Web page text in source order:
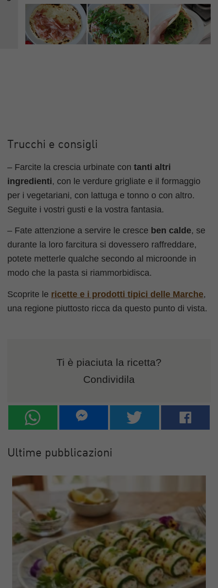
Trucchi e consigli
– Farcite la crescia urbinate con tanti altri
ingredienti, con le verdure grigliate e il formaggio
per i vegetariani, con lattuga e tonno o con altro.
Seguite i vostri gusti e la vostra fantasia.
– Fate attenzione a servire le cresce ben calde, se
durante la loro farcitura si dovessero raffreddare,
potete metterle qualche secondo al microonde in
modo che la pasta si riammorbidisca.
Scoprite le ricette e i prodotti tipici delle Marche,
una regione piuttosto ricca da questo punto di vista.
Ti è piaciuta la ricetta?
Condividila
Ultime pubblicazioni